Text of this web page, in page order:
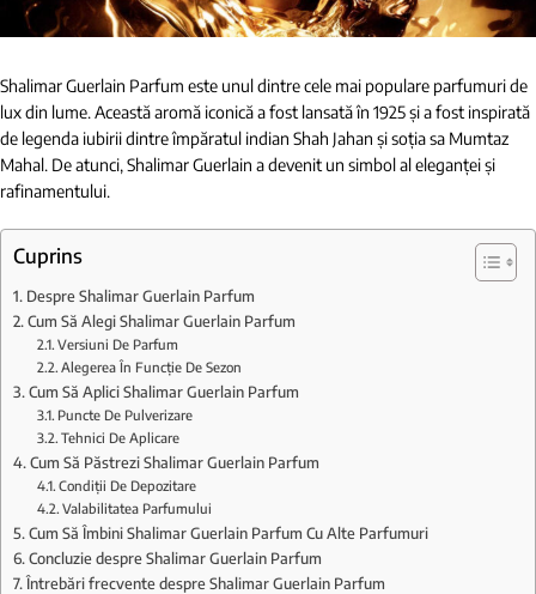
Shalimar Guerlain Parfum este unul dintre cele mai populare parfumuri de
lux din lume. Această aromă iconică a fost lansată în 1925 și a fost inspirată
de legenda iubirii dintre împăratul indian Shah Jahan și soția sa Mumtaz
Mahal. De atunci, Shalimar Guerlain a devenit un simbol al eleganței și
rafinamentului.
Cuprins
Despre Shalimar Guerlain Parfum
Cum Să Alegi Shalimar Guerlain Parfum
Versiuni De Parfum
Alegerea În Funcție De Sezon
Cum Să Aplici Shalimar Guerlain Parfum
Puncte De Pulverizare
Tehnici De Aplicare
Cum Să Păstrezi Shalimar Guerlain Parfum
Condiții De Depozitare
Valabilitatea Parfumului
Cum Să Îmbini Shalimar Guerlain Parfum Cu Alte Parfumuri
Concluzie despre Shalimar Guerlain Parfum
Întrebări frecvente despre Shalimar Guerlain Parfum